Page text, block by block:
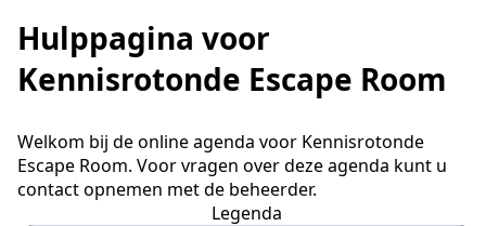
Hulppagina voor
Kennisrotonde Escape Room
Welkom bij de online agenda voor Kennisrotonde
Escape Room. Voor vragen over deze agenda kunt u
contact opnemen met de beheerder.
Legenda